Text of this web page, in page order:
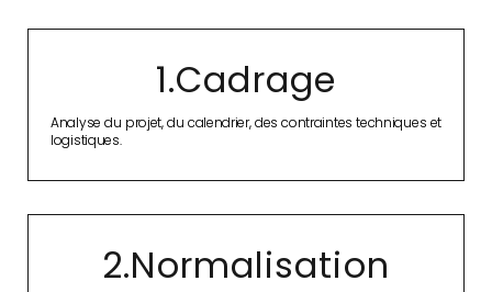
1.Cadrage
Analyse du projet, du calendrier, des contraintes techniques et
logistiques.
2.Normalisation